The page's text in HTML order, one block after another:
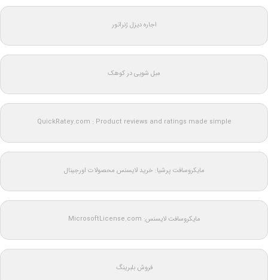
اجاره دیزل ژنراتور
مبل شویی در کوهک
QuickRatey.com : Product reviews and ratings made simple
مایکروسافت پرشیا: خرید لایسنس محصولات اورجینال
مایکروسافت لایسنس: MicrosoftLicense.com
فروش بلبرینگ